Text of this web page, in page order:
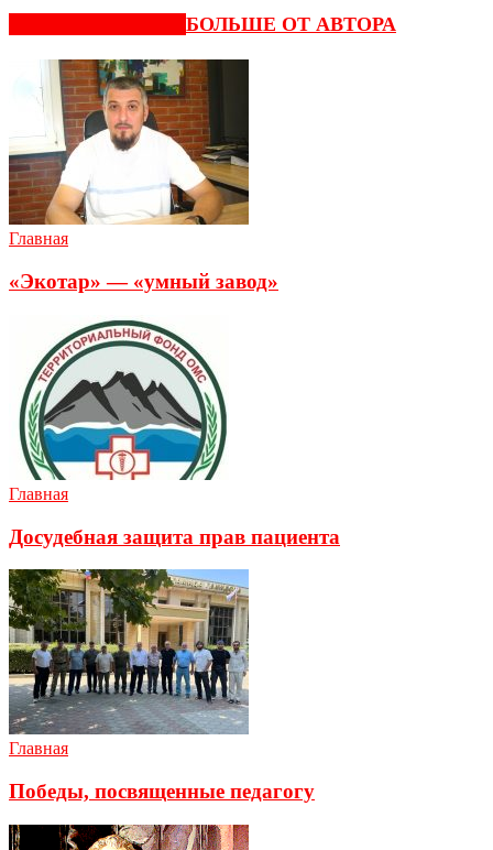
БОЛЬШЕ ОТ АВТОРА
Главная
«Экотар» — «умный завод»
Главная
Досудебная защита прав пациента
Главная
Победы, посвященные педагогу